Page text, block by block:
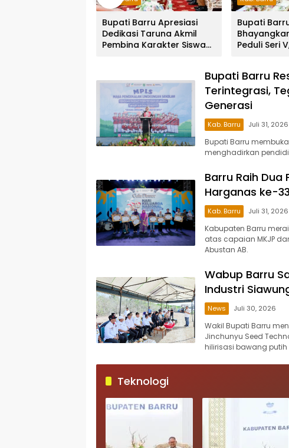
Bupati Barru Apresiasi
Dedikasi Taruna Akmil
Pembina Karakter Siswa
Bupati
Peduli Seri
Bupati Barru
Terintegrasi,
Generasi
Kab. Barru Juli 31, 2026
Bupati Barru membuka
menghadirkan
Barru Raih
Harganas ke-
Kab. Barru Juli 31, 2026
Kabupaten Barru
atas capaian MKJP
Abustan AB.
Wabup Barru
Industri
News Juli 30, 2026
Wakil Bupati Barru
Jinchunyu Seed
hilirisasi bawang putih
Teknologi